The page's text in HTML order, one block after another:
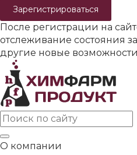
Зарегистрироваться
После регистрации на
отслеживание состояния
другие новые возможности
О компании